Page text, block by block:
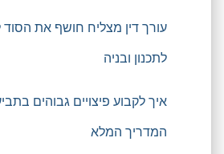
עורך דין מצליח חושף את הסוד
לתכנון ובניה
איך לקבוע פיצויים גבוהים
המדריך המלא